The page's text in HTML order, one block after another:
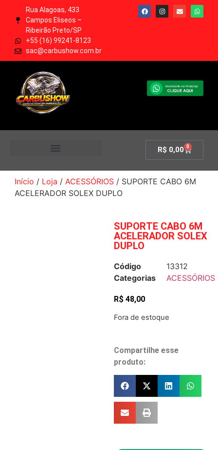
Rua Alagoas, 433
Campos Eliseos –
Ribeirão Preto/SP
+55 (16) 99241-8123
sac@carbushow.com.br
R$ 0,00 0
Início / Loja / ACESSÓRIOS / SUPORTE CABO 6M
ACELERADOR SOLEX DUPLO
SUPORTE CABO 6M
ACELERADOR SOLEX
DUPLO
Código
13312
Categorias
ACESSÓRIOS
R$ 48,00
Fora de estoque
Compartilhe esse
produto: